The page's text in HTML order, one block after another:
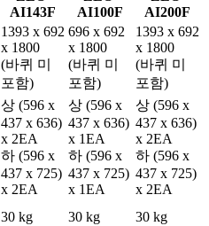
AI143F
AI100F
AI200F
1393 x 692
x 1800
(바퀴 미
포함)
696 x 692
x 1800
(바퀴 미
포함)
1393 x 692
x 1800
(바퀴 미
포함)
상 (596 x
437 x 636)
x 2EA
하 (596 x
437 x 725)
x 2EA
상 (596 x
437 x 636)
x 1EA
하 (596 x
437 x 725)
x 1EA
상 (596 x
437 x 636)
x 2EA
하 (596 x
437 x 725)
x 2EA
30 kg 30 kg 30 kg